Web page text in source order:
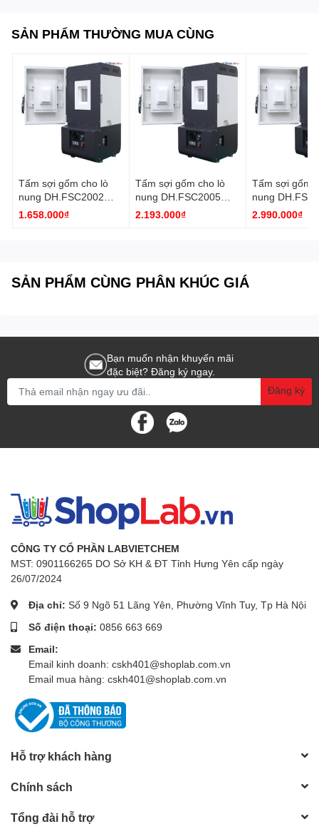
Tính năng:
đoạn
- Độ phân giải : 1℃, 1min
- Thiết kế cho xác định tro và cho các ứng dụng nằm
ngang
- Thời gian hẹn giờ trong chương trình 99hr 59min
khác nhau
- 1 máy
SẢN PHẨM THƯỜNG MUA CÙNG
Tấm sợi gốm cho lò
nung DH.FSC2002
Daihan
1.658.000₫
Tấm sợi gốm cho lò
nung DH.FSC2005
Daihan
2.193.000₫
Tấm sợi gốm
nung
Daihan
2.990.000₫
SẢN PHẨM CÙNG PHÂN KHÚC GIÁ
Bạn muốn nhận khuyến mãi
đặc biệt? Đăng ký ngay.
Đăng ký
CÔNG TY CỔ PHẦN LABVIETCHEM
MST: 0901166265 DO Sở KH & ĐT Tỉnh Hưng Yên cấp ngày
26/07/2024
Địa chỉ: Số 9 Ngõ 51 Lãng Yên, Phường Vĩnh Tuy, Tp Hà Nội
Số điện thoại: 0856 663 669
Email:
Email kinh doanh: cskh401@shoplab.com.vn
Email mua hàng: cskh401@shoplab.com.vn
Hỗ trợ khách hàng
Chính sách
Tổng đài hỗ trợ